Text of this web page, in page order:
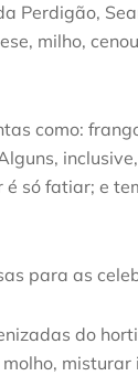
Perdigão,
milho,
como:
é só fatiar; e
para as
do